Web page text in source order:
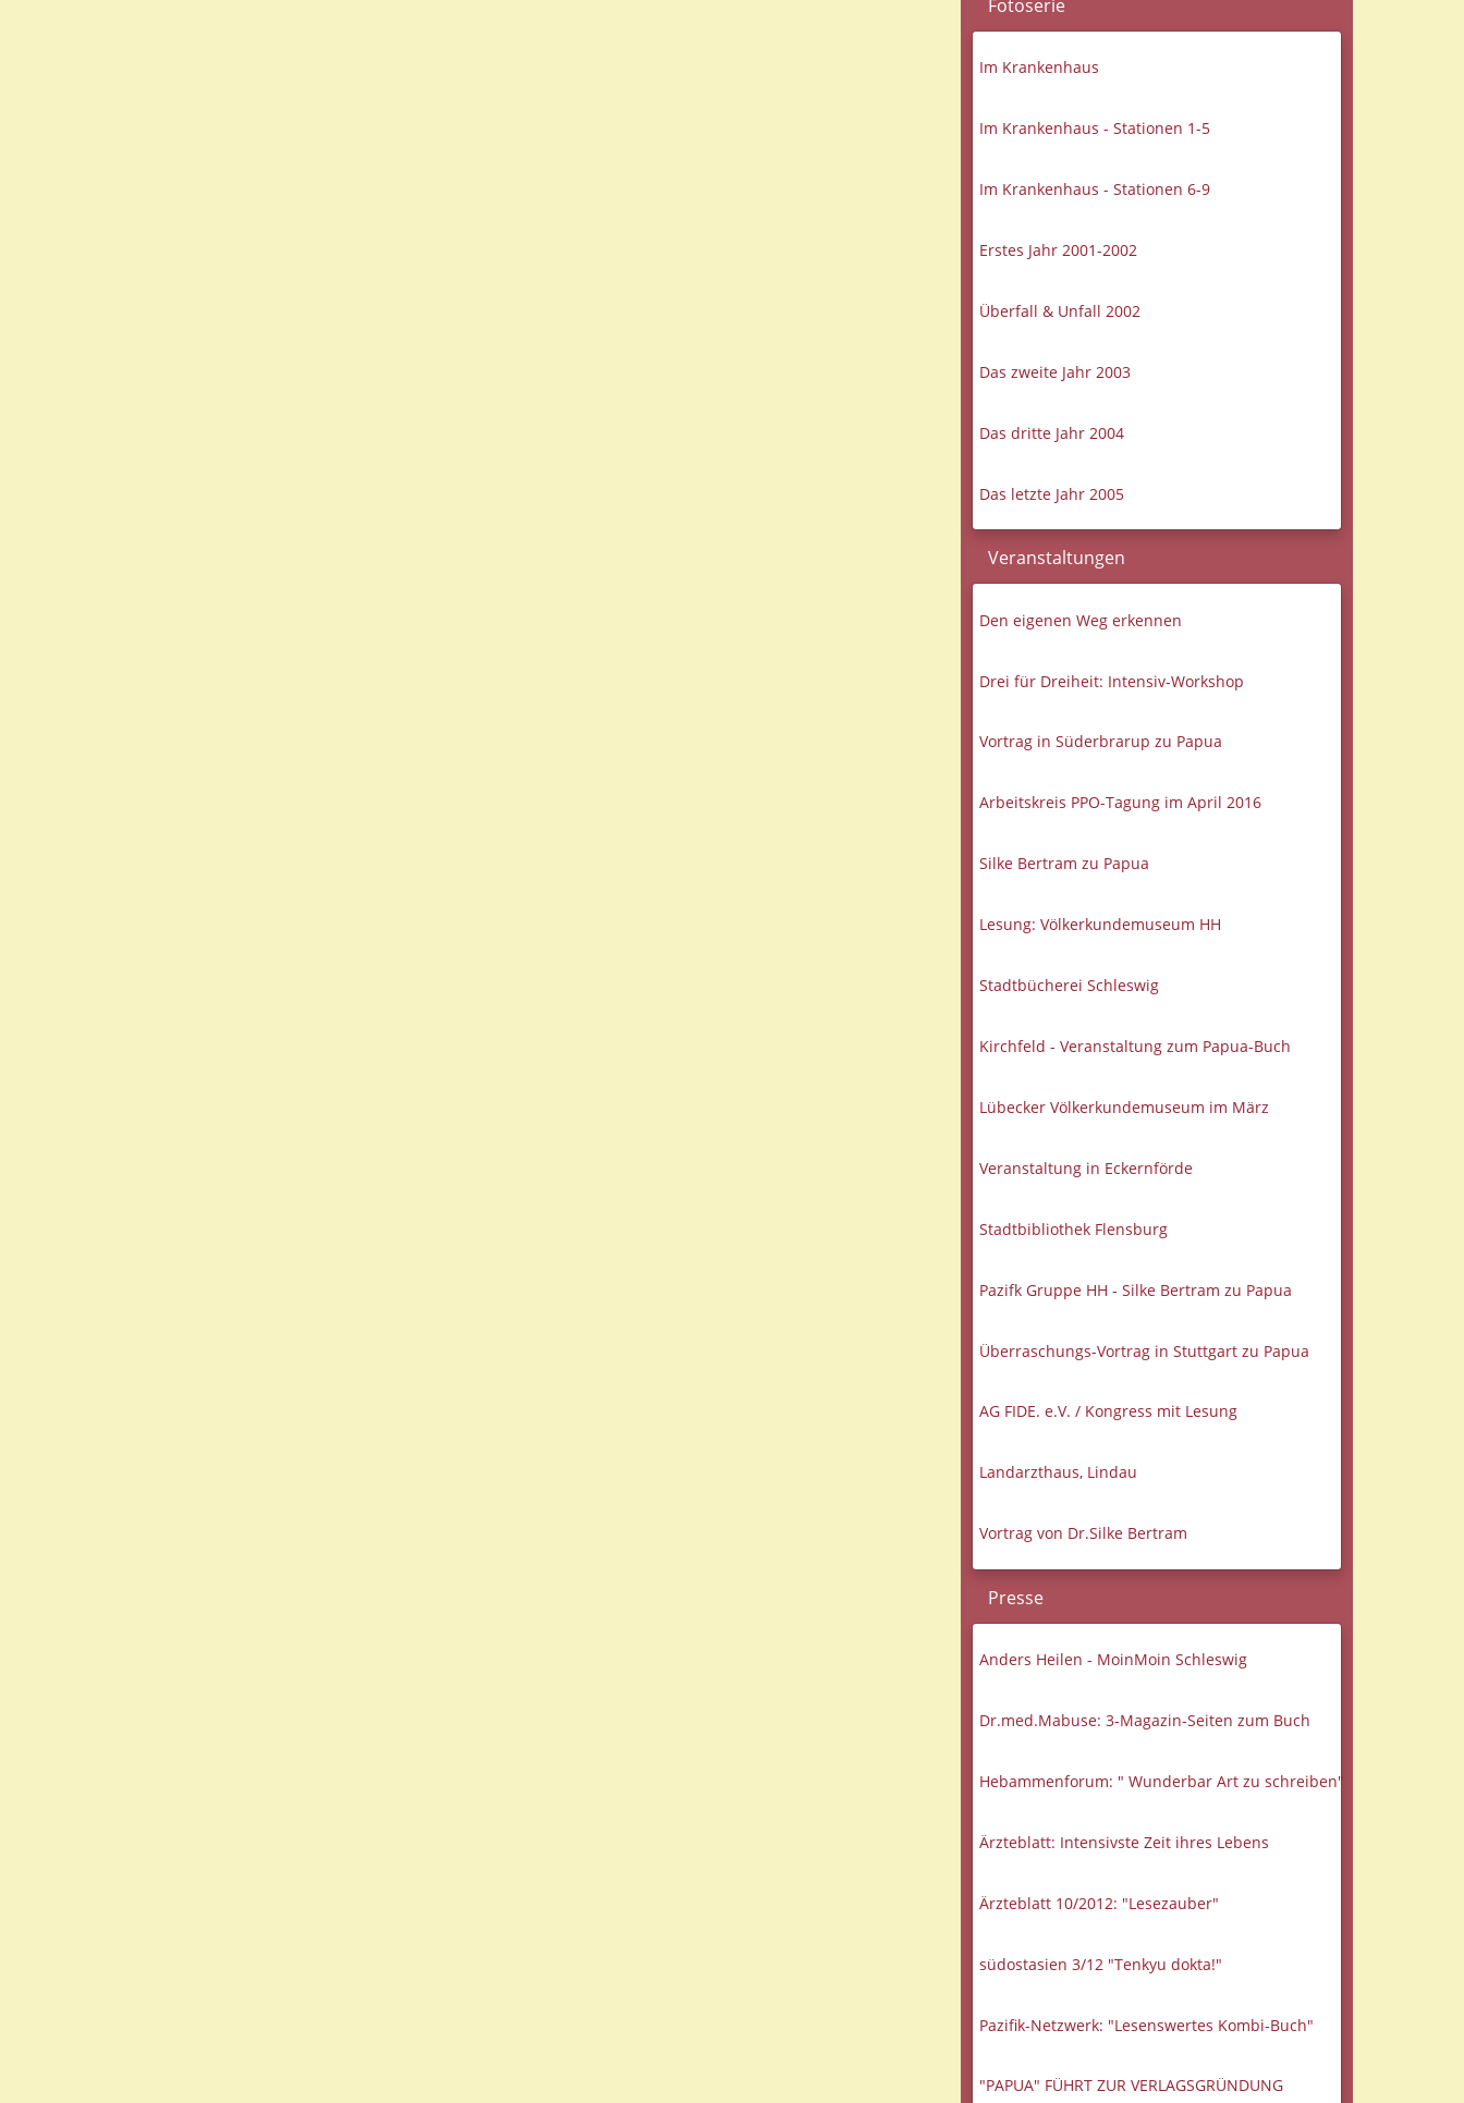
Fotoserie
Im Krankenhaus
Im Krankenhaus - Stationen 1-5
Im Krankenhaus - Stationen 6-9
Erstes Jahr 2001-2002
Überfall & Unfall 2002
Das zweite Jahr 2003
Das dritte Jahr 2004
Das letzte Jahr 2005
Veranstaltungen
Den eigenen Weg erkennen
Drei für Dreiheit: Intensiv-Workshop
Vortrag in Süderbrarup zu Papua
Arbeitskreis PPO-Tagung im April 2016
Silke Bertram zu Papua
Lesung: Völkerkundemuseum HH
Stadtbücherei Schleswig
Kirchfeld - Veranstaltung zum Papua-Buch
Lübecker Völkerkundemuseum im März
Veranstaltung in Eckernförde
Stadtbibliothek Flensburg
Pazifk Gruppe HH - Silke Bertram zu Papua
Überraschungs-Vortrag in Stuttgart zu Papua
AG FIDE. e.V. / Kongress mit Lesung
Landarzthaus, Lindau
Vortrag von Dr.Silke Bertram
Presse
Anders Heilen - MoinMoin Schleswig
Dr.med.Mabuse: 3-Magazin-Seiten zum Buch
Hebammenforum: " Wunderbar Art zu schreiben"
Ärzteblatt: Intensivste Zeit ihres Lebens
Ärzteblatt 10/2012: "Lesezauber"
südostasien 3/12 "Tenkyu dokta!"
Pazifik-Netzwerk: "Lesenswertes Kombi-Buch"
"PAPUA" FÜHRT ZUR VERLAGSGRÜNDUNG